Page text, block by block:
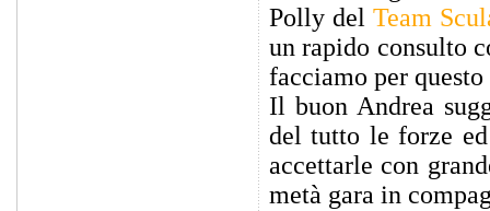
Polly del Team
un rapido consulto
facciamo per
Il buon Andrea
del tutto le forze
accettarle con
metà gara in